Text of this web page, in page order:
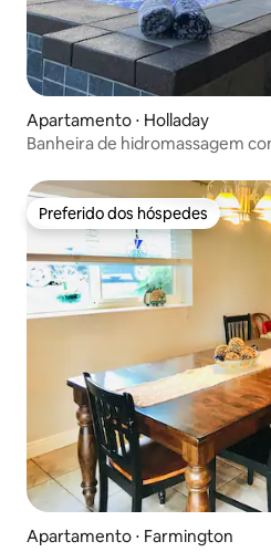
Apartamento ⋅ Holladay
Banheira de hidromassagem
Preferido dos hóspedes
Preferido dos hóspedes
Apartamento ⋅ Farmington